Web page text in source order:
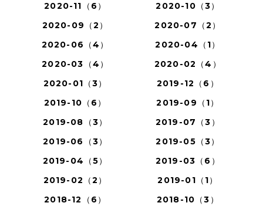
2020-11（6）
2020-10（3）
2020-09（2）
2020-07（2）
2020-06（4）
2020-04（1）
2020-03（4）
2020-02（4）
2020-01（3）
2019-12（6）
2019-10（6）
2019-09（1）
2019-08（3）
2019-07（3）
2019-06（3）
2019-05（3）
2019-04（5）
2019-03（6）
2019-02（2）
2019-01（1）
2018-12（6）
2018-10（3）